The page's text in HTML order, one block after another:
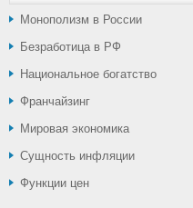
Монополизм в России
Безработица в РФ
Национальное богатство
Франчайзинг
Мировая экономика
Сущность инфляции
Функции цен